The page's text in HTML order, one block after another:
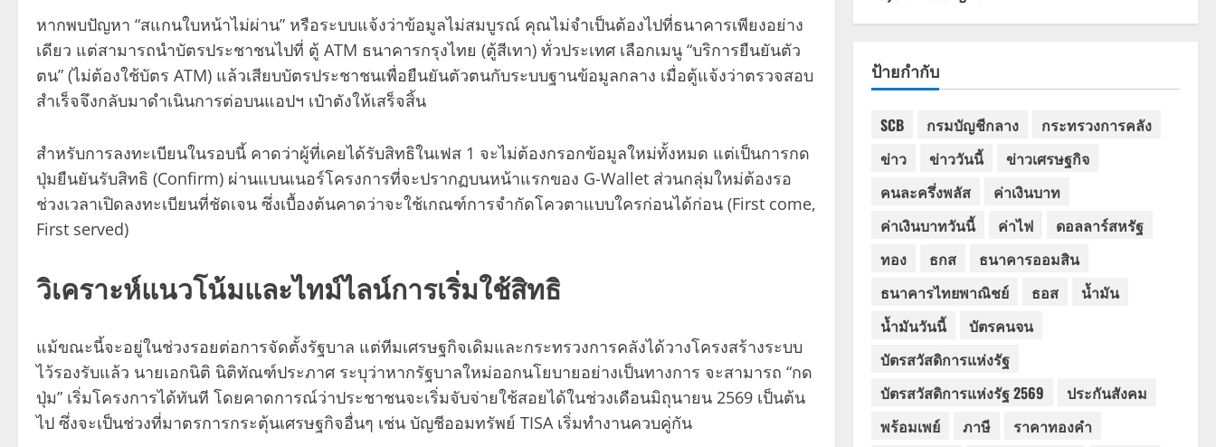
หากพบปัญหา “สแกนใบหน้าไม่ผ่าน” หรือระบบแจ้งว่าข้อมูลไม่สมบูรณ์ คุณไม่จำเป็นต้องไปที่ธนาคารเพียงอย่าง
เดียว แต่สามารถนำบัตรประชาชนไปที่ ตู้ ATM ธนาคารกรุงไทย (ตู้สีเทา) ทั่วประเทศ เลือกเมนู “บริการยืนยันตัว
ตน” (ไม่ต้องใช้บัตร ATM) แล้วเสียบบัตรประชาชนเพื่อยืนยันตัวตนกับระบบฐานข้อมูลกลาง เมื่อตู้แจ้งว่าตรวจสอบ
สำเร็จจึงกลับมาดำเนินการต่อบนแอปฯ เป๋าตังให้เสร็จสิ้น
สำหรับการลงทะเบียนในรอบนี้ คาดว่าผู้ที่เคยได้รับสิทธิในเฟส 1 จะไม่ต้องกรอกข้อมูลใหม่ทั้งหมด แต่เป็นการกด
ปุ่มยืนยันรับสิทธิ (Confirm) ผ่านแบนเนอร์โครงการที่จะปรากฏบนหน้าแรกของ G-Wallet ส่วนกลุ่มใหม่ต้องรอ
ช่วงเวลาเปิดลงทะเบียนที่ชัดเจน ซึ่งเบื้องต้นคาดว่าจะใช้เกณฑ์การจำกัดโควตาแบบใครก่อนได้ก่อน (First come,
First served)
วิเคราะห์แนวโน้มและไทม์ไลน์การเริ่มใช้สิทธิ
แม้ขณะนี้จะอยู่ในช่วงรอยต่อการจัดตั้งรัฐบาล แต่ทีมเศรษฐกิจเดิมและกระทรวงการคลังได้วางโครงสร้างระบบ
ไว้รองรับแล้ว นายเอกนิติ นิติทัณฑ์ประภาศ ระบุว่าหากรัฐบาลใหม่ออกนโยบายอย่างเป็นทางการ จะสามารถ “กด
ปุ่ม” เริ่มโครงการได้ทันที โดยคาดการณ์ว่าประชาชนจะเริ่มจับจ่ายใช้สอยได้ในช่วงเดือนมิถุนายน 2569 เป็นต้น
ไป ซึ่งจะเป็นช่วงที่มาตรการกระตุ้นเศรษฐกิจอื่นๆ เช่น บัญชีออมทรัพย์ TISA เริ่มทำงานควบคู่กัน
ป้ายกำกับ
SCB กรมบัญชีกลาง
กระทรวงการคลัง
ข่าว
ข่าววันนี้
ข่าวเศรษฐกิจ
คนละครึ่งพลัส
ค่าเงินบาท
ค่าเงินบาทวันนี้
ค่าไฟ
ดอลลาร์สหรัฐ
ทอง
ธกส
ธนาคารออมสิน
ธนาคารไทยพาณิชย์
ธอส
น้ำมัน
น้ำมันวันนี้
บัตรคนจน
บัตรสวัสดิการแห่งรัฐ
บัตรสวัสดิการแห่งรัฐ 2569
ประกันสังคม
พร้อมเพย์
ภาษี
ราคาทองคำ